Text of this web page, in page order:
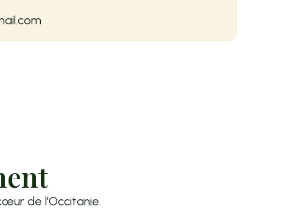
de l'Occitanie.